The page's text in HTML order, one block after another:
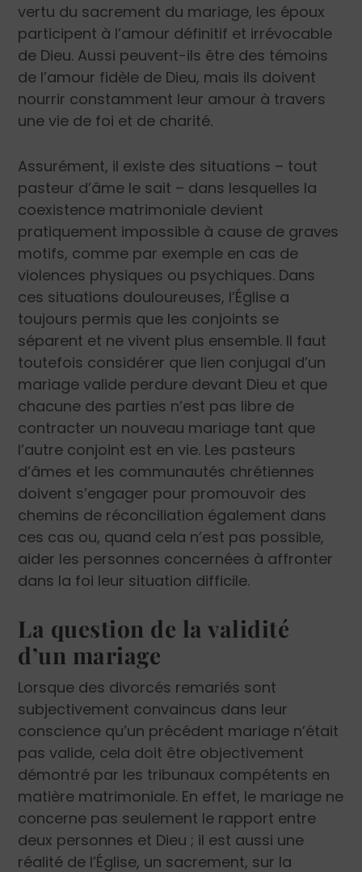
vertu du sacrement du mariage, les époux
participent à l’amour définitif et irrévocable
de Dieu. Aussi peuvent-ils être des témoins
de l’amour fidèle de Dieu, mais ils doivent
nourrir constamment leur amour à travers
une vie de foi et de charité.
Assurément, il existe des situations – tout
pasteur d’âme le sait – dans lesquelles la
coexistence matrimoniale devient
pratiquement impossible à cause de graves
motifs, comme par exemple en cas de
violences physiques ou psychiques. Dans
ces situations douloureuses, l’Église a
toujours permis que les conjoints se
séparent et ne vivent plus ensemble. Il faut
toutefois considérer que lien conjugal d’un
mariage valide perdure devant Dieu et que
chacune des parties n’est pas libre de
contracter un nouveau mariage tant que
l’autre conjoint est en vie. Les pasteurs
d’âmes et les communautés chrétiennes
doivent s’engager pour promouvoir des
chemins de réconciliation également dans
ces cas ou, quand cela n’est pas possible,
aider les personnes concernées à affronter
dans la foi leur situation difficile.
La question de la validité
d’un mariage
Lorsque des divorcés remariés sont
subjectivement convaincus dans leur
conscience qu’un précédent mariage n’était
pas valide, cela doit être objectivement
démontré par les tribunaux compétents en
matière matrimoniale. En effet, le mariage ne
concerne pas seulement le rapport entre
deux personnes et Dieu ; il est aussi une
réalité de l’Église, un sacrement, sur la